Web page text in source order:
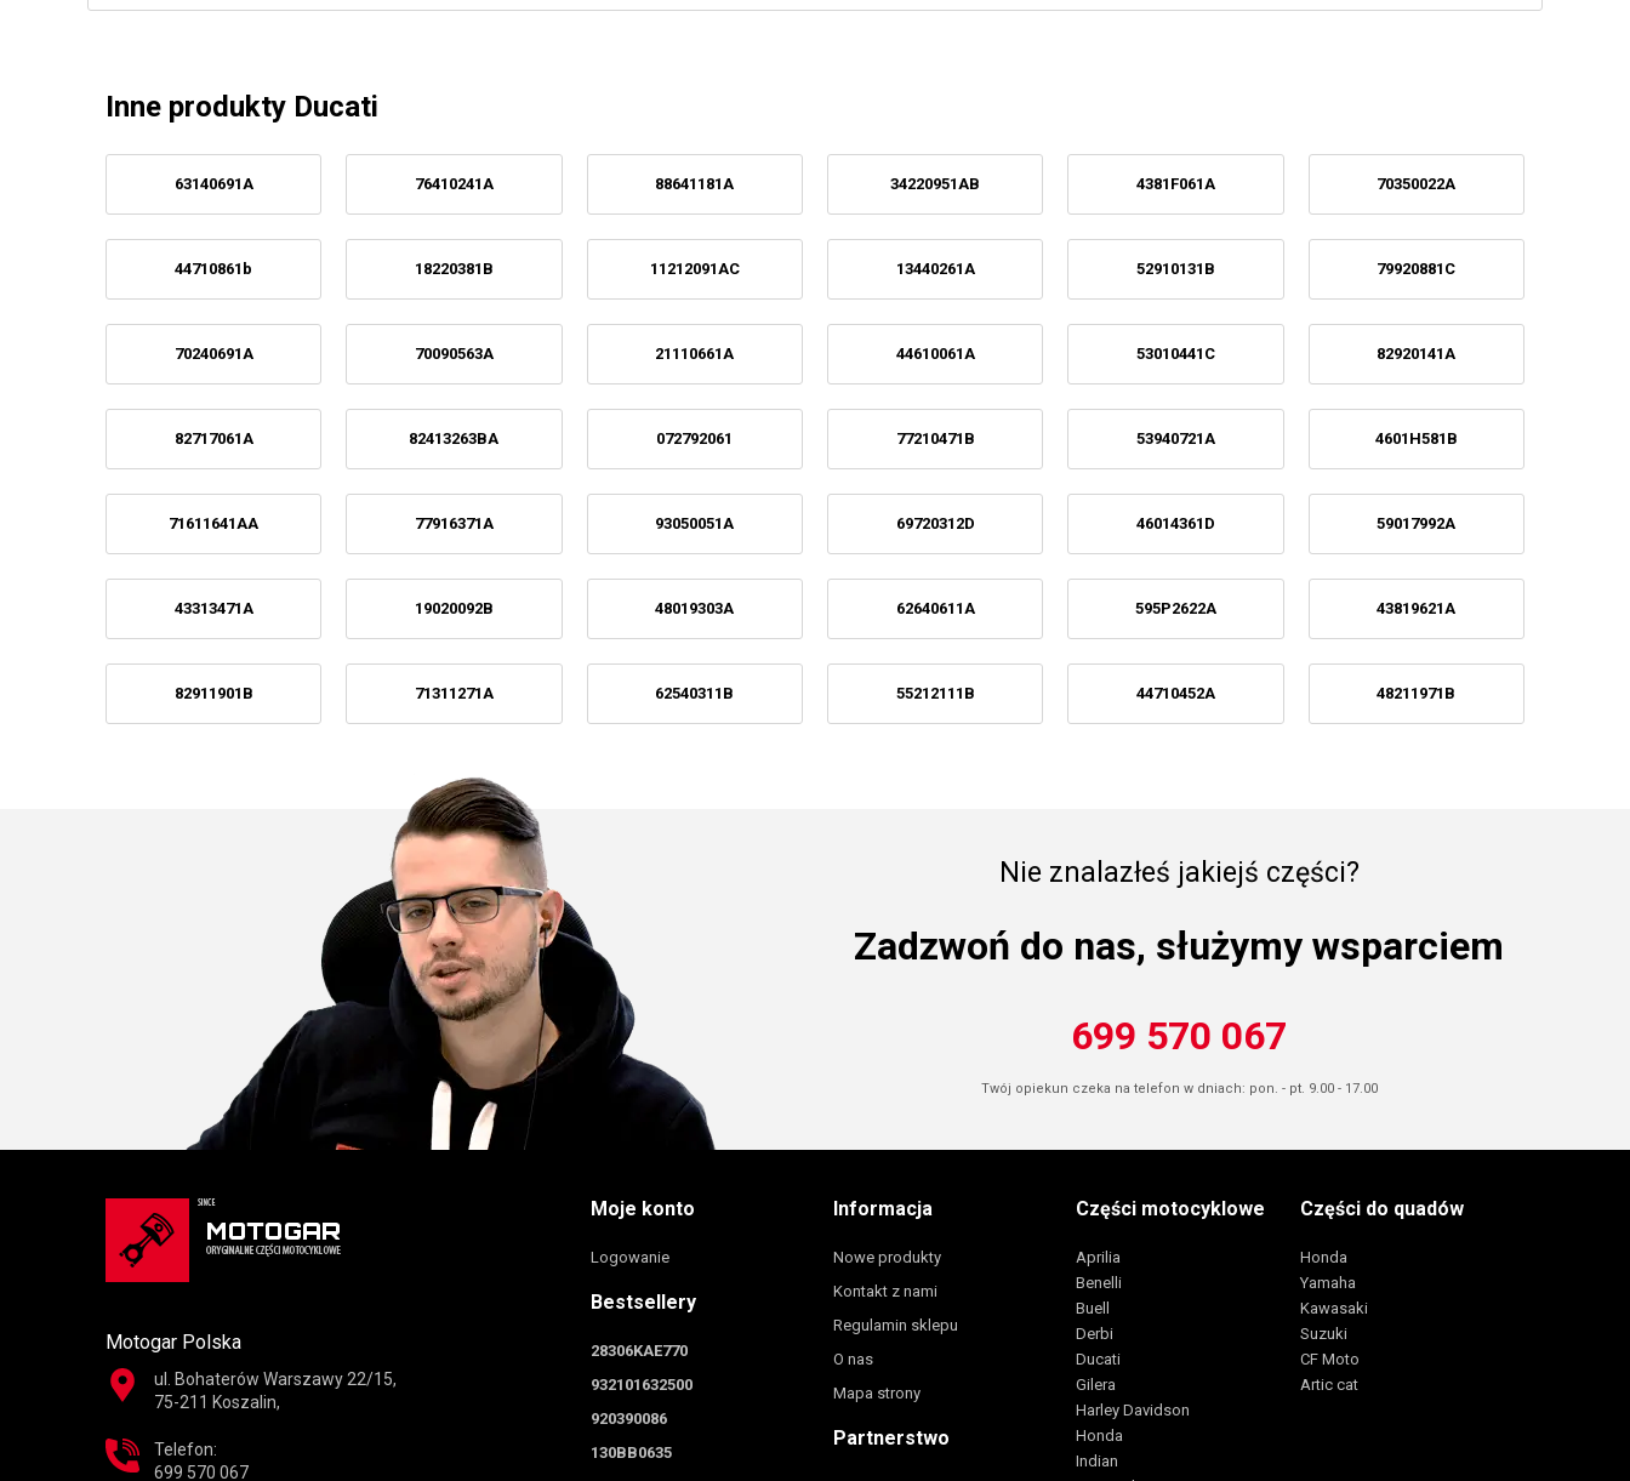
Inne produkty Ducati
63140691A 76410241A 88641181A 34220951AB 4381F061A 70350022A
44710861b 18220381B 11212091AC 13440261A 52910131B 79920881C
70240691A 70090563A 21110661A 44610061A 53010441C 82920141A
82717061A 82413263BA 072792061 77210471B 53940721A 4601H581B
71611641AA 77916371A 93050051A 69720312D 46014361D 59017992A
43313471A 19020092B 48019303A 62640611A 595P2622A 43819621A
82911901B 71311271A 62540311B 55212111B 44710452A 48211971B
Nie znalazłeś jakiejś części?
Zadzwoń do nas, służymy wsparciem
699 570 067
Twój opiekun czeka na telefon w dniach: pon. - pt. 9.00 - 17.00
Motogar Polska
ul. Bohaterów Warszawy 22/15,
75-211 Koszalin,
Telefon:
699 570 067
Moje konto
Logowanie
Bestsellery
28306KAE770
932101632500
920390086
130BB0635
Informacja
Nowe produkty
Kontakt z nami
Regulamin sklepu
O nas
Mapa strony
Partnerstwo
Części motocyklowe
Aprilia
Benelli
Buell
Derbi
Ducati
Gilera
Harley Davidson
Honda
Indian
Części do quadów
Honda
Yamaha
Kawasaki
Suzuki
CF Moto
Artic cat